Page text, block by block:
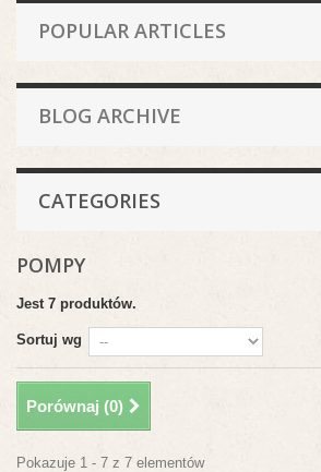
POPULAR ARTICLES
BLOG ARCHIVE
CATEGORIES
POMPY
Jest 7 produktów.
Sortuj wg
Porównaj (0)
Pokazuje 1 - 7 z 7 elementów